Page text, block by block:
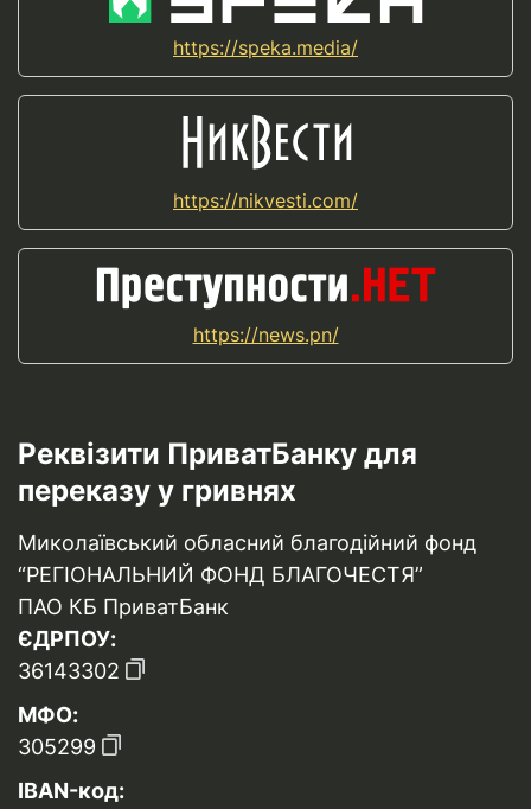
https://speka.media/
https://nikvesti.com/
https://news.pn/
Реквізити ПриватБанку для
переказу у гривнях
Миколаївський обласний благодійний фонд
“РЕГІОНАЛЬНИЙ ФОНД БЛАГОЧЕСТЯ”
ПАО КБ ПриватБанк
ЄДРПОУ:
36143302
МФО:
305299
IBAN-код: